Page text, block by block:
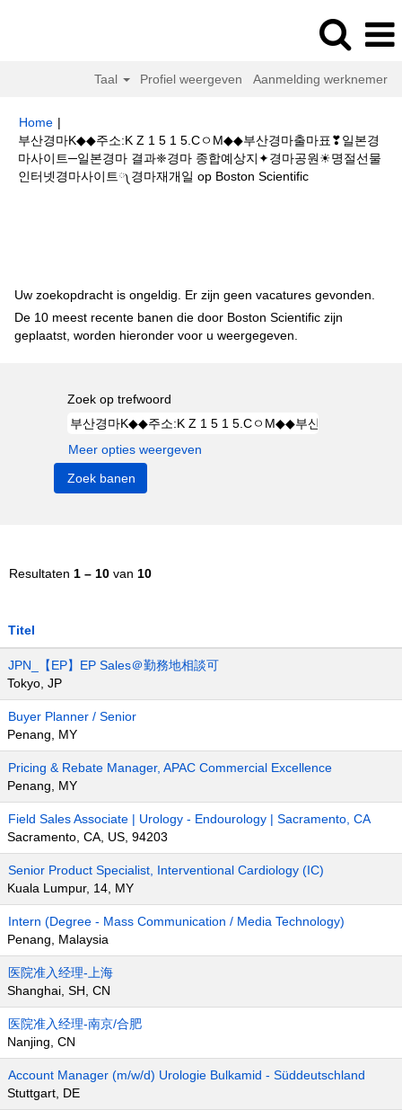
Taal Profiel weergeven Aanmelding werknemer
Home |
부산경마K◆◆주소:K Z 1 5 1 5.CㅇM◆◆부산경마출마표❣일본경
마사이트─일본경마 결과❈경마 종합예상지✦경마공원☀명절선물
인터넷경마사이트༾경마재개일 op Boston Scientific(huidige
Uw zoekopdracht is ongeldig. Er zijn geen vacatures gevonden.
De 10 meest recente banen die door Boston Scientific zijn
geplaatst, worden hieronder voor u weergegeven.
Zoek op trefwoord
Meer opties weergeven
Resultaten 1 – 10 van 10
Titel
JPN_【EP】EP Sales＠勤務地相談可
Tokyo, JP
Buyer Planner / Senior
Penang, MY
Pricing & Rebate Manager, APAC Commercial Excellence
Penang, MY
Field Sales Associate | Urology - Endourology | Sacramento, CA
Sacramento, CA, US, 94203
Senior Product Specialist, Interventional Cardiology (IC)
Kuala Lumpur, 14, MY
Intern (Degree - Mass Communication / Media Technology)
Penang, Malaysia
医院准入经理-上海
Shanghai, SH, CN
医院准入经理-南京/合肥
Nanjing, CN
Account Manager (m/w/d) Urologie Bulkamid - Süddeutschland
Stuttgart, DE